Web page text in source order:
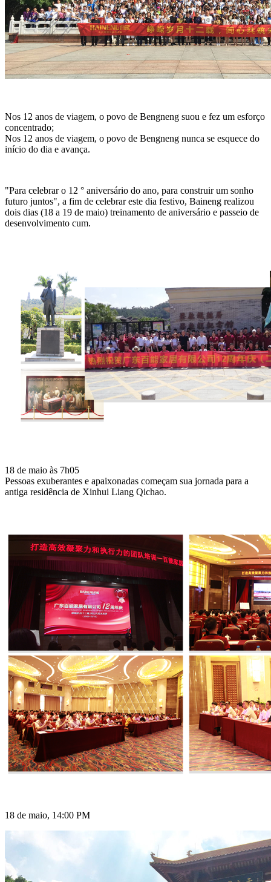
Nos 12 anos de viagem, o povo de Bengneng suou e fez um esforço
concentrado;
Nos 12 anos de viagem, o povo de Bengneng nunca se esquece do
início do dia e avança.
"Para celebrar o 12 ° aniversário do ano, para construir um sonho
futuro juntos", a fim de celebrar este dia festivo, Baineng realizou
dois dias (18 a 19 de maio) treinamento de aniversário e passeio de
desenvolvimento cum.
18 de maio às 7h05
Pessoas exuberantes e apaixonadas começam sua jornada para a
antiga residência de Xinhui Liang Qichao.
18 de maio, 14:00 PM